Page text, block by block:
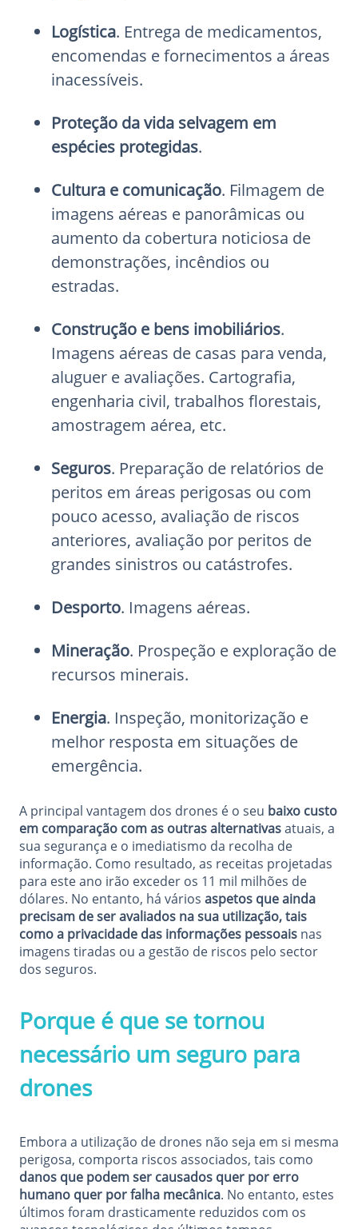
Logística. Entrega de medicamentos,
encomendas e fornecimentos a áreas
inacessíveis.
Proteção da vida selvagem em
espécies protegidas.
Cultura e comunicação. Filmagem de
imagens aéreas e panorâmicas ou
aumento da cobertura noticiosa de
demonstrações, incêndios ou
estradas.
Construção e bens imobiliários.
Imagens aéreas de casas para venda,
aluguer e avaliações. Cartografia,
engenharia civil, trabalhos florestais,
amostragem aérea, etc.
Seguros. Preparação de relatórios de
peritos em áreas perigosas ou com
pouco acesso, avaliação de riscos
anteriores, avaliação por peritos de
grandes sinistros ou catástrofes.
Desporto. Imagens aéreas.
Mineração. Prospeção e exploração de
recursos minerais.
Energia. Inspeção, monitorização e
melhor resposta em situações de
emergência.
A principal vantagem dos drones é o seu baixo custo
em comparação com as outras alternativasatuais, a
sua segurança e o imediatismo da recolha de
informação. Como resultado, as receitas projetadas
para este ano irão exceder os 11 mil milhões de
dólares. No entanto, há vários aspetos que ainda
precisam de ser avaliados na sua utilização, tais
como a privacidade das informações pessoais nas
imagens tiradas ou a gestão de riscos pelo sector
dos seguros.
Porque é que se tornou
necessário um seguro para
drones
Embora a utilização de drones não seja em si mesma
perigosa, comporta riscos associados, tais como
danos que podem ser causados quer por erro
humano quer por falha mecânica. No entanto, estes
últimos foram drasticamente reduzidos com os